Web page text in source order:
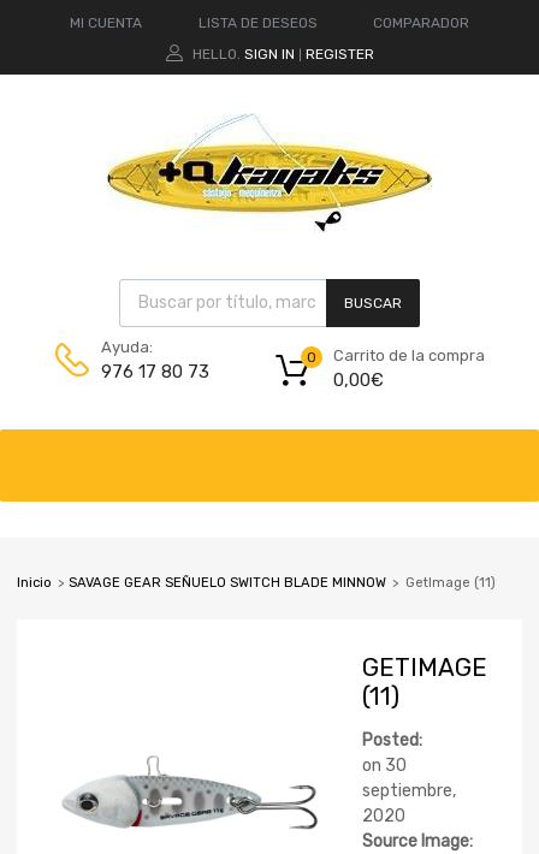
MI CUENTA LISTA DE DESEOS
COMPARADOR
HELLO. SIGN IN REGISTER
BUSCAR
Ayuda:
976 17 80 73
Carrito de la compra
0,00€
0
Inicio > SAVAGE GEAR SEÑUELO SWITCH BLADE MINNOW > GetImage (11)
GETIMAGE
(11)
Posted:
on 30
septiembre,
2020
Source Image: